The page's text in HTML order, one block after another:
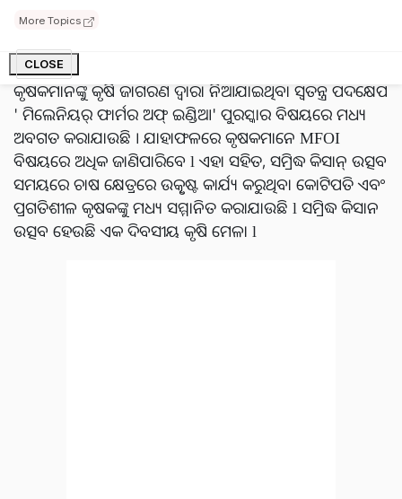
More Topics
CLOSE
କୃଷି ସମ୍ବନ୍ଧୀୟ ନୂତନ କୌଶଳ ସହିତ କୃଷି ସମ୍ବନ୍ଧୀୟ ସୂଚନା
ପାଇପାରିବେ ଏବଂ ସେମାନଙ୍କର ଧାରଣା ମଧ୍ୟ ବାଣ୍ଟିପାରିବେ ଅନ୍ୟ
ଚାଷୀଙ୍କ ସହିତ l ଏହା ବ୍ୟତୀତ ସମ୍ରିଦ୍ଧ କିସାନ ଉତ୍ସବରେ
କୃଷକମାନଙ୍କୁ କୃଷି ଜାଗରଣ ଦ୍ୱାରା ନିଆଯାଇଥିବା ସ୍ୱତନ୍ତ୍ର ପଦକ୍ଷେପ
' ମିଲେନିୟର୍ ଫାର୍ମର ଅଫ୍ ଇଣ୍ଡିଆ' ପୁରସ୍କାର ବିଷୟରେ ମଧ୍ୟ
ଅବଗତ କରାଯାଉଛି । ଯାହାଫଳରେ କୃଷକମାନେ MFOI
ବିଷୟରେ ଅଧିକ ଜାଣିପାରିବେ l ଏହା ସହିତ, ସମ୍ରିଦ୍ଧ କିସାନ୍ ଉତ୍ସବ
ସମୟରେ ଚାଷ କ୍ଷେତ୍ରରେ ଉତ୍କୃଷ୍ଟ କାର୍ଯ୍ୟ କରୁଥିବା କୋଟିପତି ଏବଂ
ପ୍ରଗତିଶୀଳ କୃଷକଙ୍କୁ ମଧ୍ୟ ସମ୍ମାନିତ କରାଯାଉଛି l ସମ୍ରିଦ୍ଧ କିସାନ
ଉତ୍ସବ ହେଉଛି ଏକ ଦିବସୀୟ କୃଷି ମେଳା l